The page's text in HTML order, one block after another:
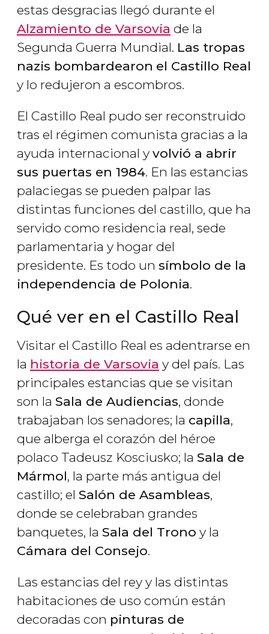
estas desgracias llegó durante el
Alzamiento de Varsovia de la
Segunda Guerra Mundial. Las tropas
nazis bombardearon el Castillo Real
y lo redujeron a escombros.
El Castillo Real pudo ser reconstruido
tras el régimen comunista gracias a la
ayuda internacional y volvió a abrir
sus puertas en 1984. En las estancias
palaciegas se pueden palpar las
distintas funciones del castillo, que ha
servido como residencia real, sede
parlamentaria y hogar del
presidente. Es todo un símbolo de la
independencia de Polonia.
Qué ver en el Castillo Real
Visitar el Castillo Real es adentrarse en
la historia de Varsovia y del país. Las
principales estancias que se visitan
son la Sala de Audiencias, donde
trabajaban los senadores; la capilla,
que alberga el corazón del héroe
polaco Tadeusz Kosciusko; la Sala de
Mármol, la parte más antigua del
castillo; el Salón de Asambleas,
donde se celebraban grandes
banquetes, la Sala del Trono y la
Cámara del Consejo.
Las estancias del rey y las distintas
habitaciones de uso común están
decoradas con pinturas de